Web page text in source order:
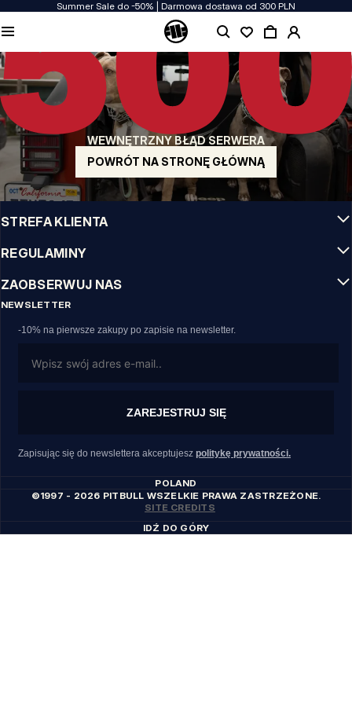
Summer Sale do -50% | Darmowa dostawa od 300 PLN
WEWNĘTRZNY BŁĄD SERWERA
POWRÓT NA STRONĘ GŁÓWNĄ
JAKOŚĆ TO DLA NAS PRIORYTET
Naszą odzież produkujemy z pasją! Nie idziemy na kompromis w kwestiach
wytrzymałości, długowieczności materiałów i dbałości o detal.
US ORIGIN
Nasze korzenie sięgają San Diego z poczatku lat 90-tych XX wieku. Nasz styl jest
surowy, autentyczny i stanowczy.
MARKA Z CHARAKTEREM
Nasze kolekcje wybierają sportowcy, fighterzy i uparci indywidualiści.
INFO
STREFA KLIENTA
REGULAMINY
ZAOBSERWUJ NAS
NEWSLETTER
-10% na pierwsze zakupy po zapisie na newsletter.
ZAREJESTRUJ SIĘ
Zapisując się do newslettera akceptujesz politykę prywatności.
POLAND
©1997 - 2026 PITBULL WSZELKIE PRAWA ZASTRZEŻONE.
SITE CREDITS
IDŹ DO GÓRY